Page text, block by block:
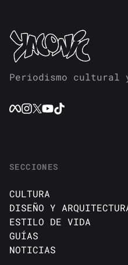
Periodismo cultural
SECCIONES
CULTURA
DISEÑO Y
ESTILO DE VIDA
GUÍAS
NOTICIAS